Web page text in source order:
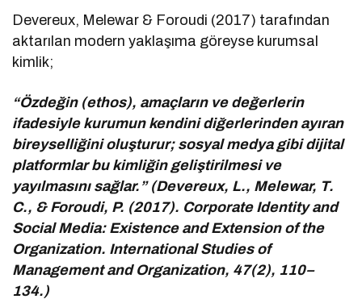
Devereux, Melewar & Foroudi (2017) tarafından
aktarılan modern yaklaşıma göreyse kurumsal
kimlik;
“Özdeğin (ethos), amaçların ve değerlerin
ifadesiyle kurumun kendini diğerlerinden ayıran
bireyselliğini oluşturur; sosyal medya gibi dijital
platformlar bu kimliğin geliştirilmesi ve
yayılmasını sağlar.” (Devereux, L., Melewar, T.
C., & Foroudi, P. (2017). Corporate Identity and
Social Media: Existence and Extension of the
Organization. International Studies of
Management and Organization, 47(2), 110–
134.)